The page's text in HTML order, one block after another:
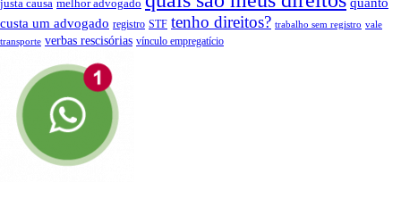
justa causa melhor advogado
custa um advogado registro STF tenho direitos? trabalho sem registro vale
transporte verbas rescisórias vínculo empregatício